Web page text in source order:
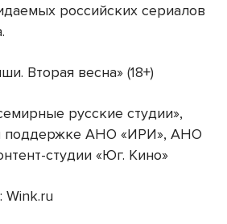
российских сериалов
Вторая весна» (18+)
русские студии»,
поддержке АНО «ИРИ», АНО
студии «Юг. Кино»
Wink.ru